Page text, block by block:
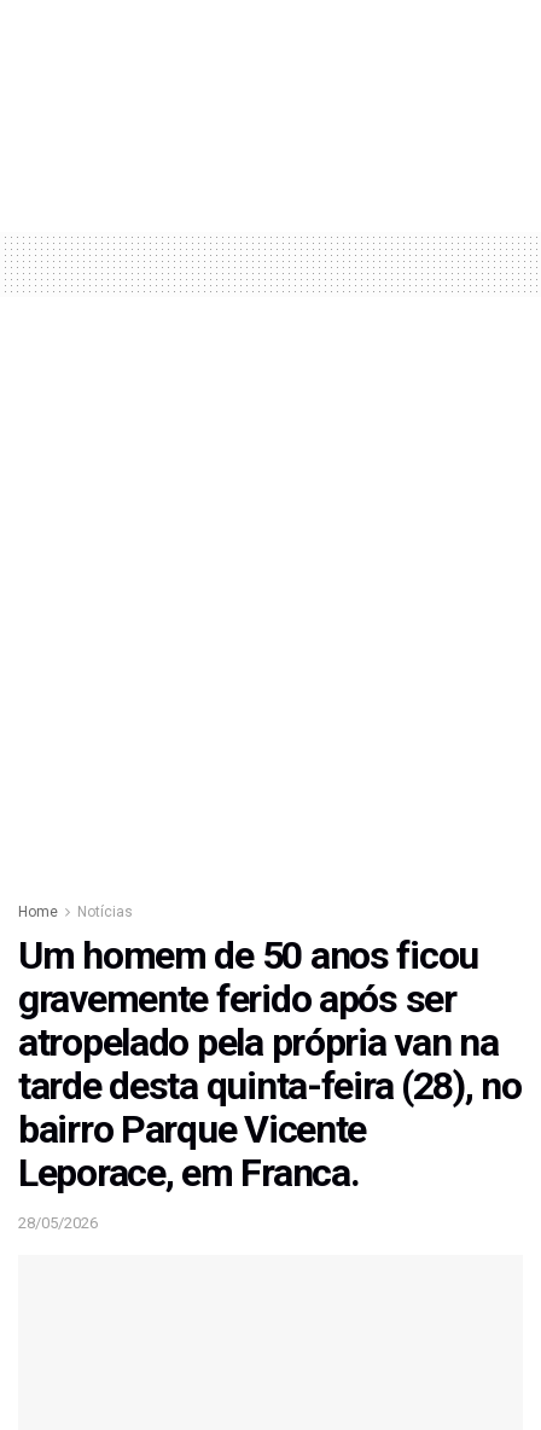
Home Notícias
Um homem de 50 anos ficou
gravemente ferido após ser
atropelado pela própria van na
tarde desta quinta-feira (28), no
bairro Parque Vicente
Leporace, em Franca.
28/05/2026